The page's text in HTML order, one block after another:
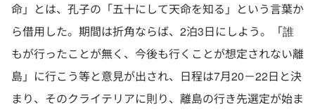
命」とは、孔子の「五十にして天命を知る」という言葉か
ら借用した。期間は折角ならば、2泊3日にしよう。「誰
もが行ったことが無く、今後も行くことが想定されない離
島」に行こう等と意見が出され、日程は7月20－22日と決
まり、そのクライテリアに則り、離島の行き先選定が始ま